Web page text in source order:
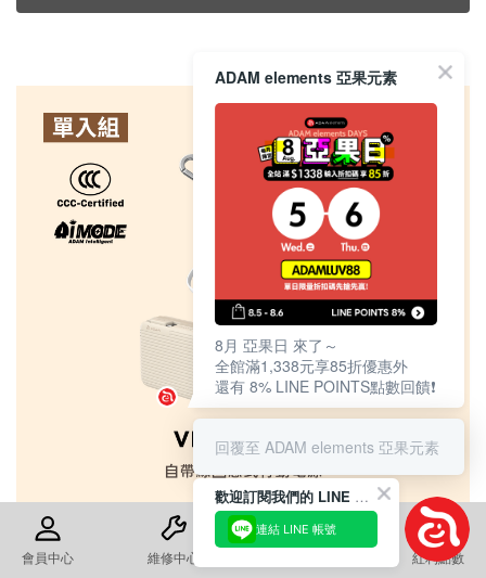
會員中心 維修中心 紅利點數
ADAM elements 亞果元素
8月 亞果日 來了～
全館滿1,338元享85折優惠外
還有 8% LINE POINTS點數回饋❗️
回覆至 ADAM elements 亞果元素
歡迎訂閱我們的 LINE 官方帳號
連結 LINE 帳號